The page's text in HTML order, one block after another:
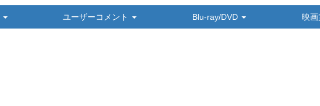
ユーザーコメント Blu-ray/DVD 映画